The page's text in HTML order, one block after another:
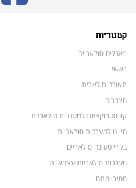
קטגוריות
פאנלים סולאריים
ראשי
תאורה סולארית
מצברים
קונסטרוקציות למערכות סולאריות
חיווט למערכות סולאריות
בקרי טעינה סולאריים
מערכות סולאריות עצמאיות
ממירי מתח